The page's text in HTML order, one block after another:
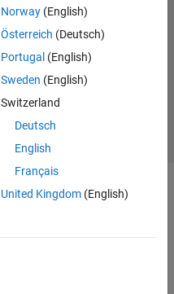
Norway(English)
Österreich (Deutsch)
Portugal (English)
Sweden (English)
Switzerland
Deutsch
English
Français
United Kingdom(English)
Estado de las aplicaciones